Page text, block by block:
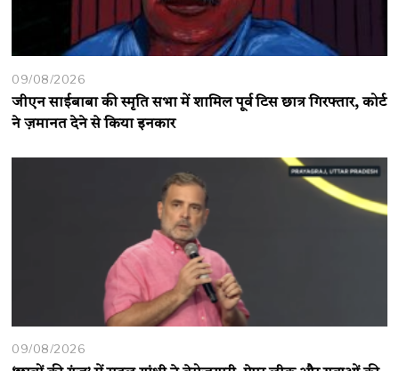
09/08/2026
जीएन साईबाबा की स्मृति सभा में शामिल पूर्व टिस छात्र गिरफ्तार, कोर्ट
ने ज़मानत देने से किया इनकार
09/08/2026